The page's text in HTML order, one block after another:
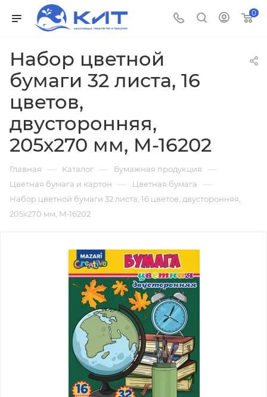
0
Набор цветной
бумаги 32 листа, 16
цветов,
двусторонняя,
205х270 мм, M-16202
Главная — Каталог — Бумажная продукция —
Цветная бумага и картон — Цветная бумага —
Набор цветной бумаги 32 листа, 16 цветов, двусторонняя,
205х270 мм, M-16202